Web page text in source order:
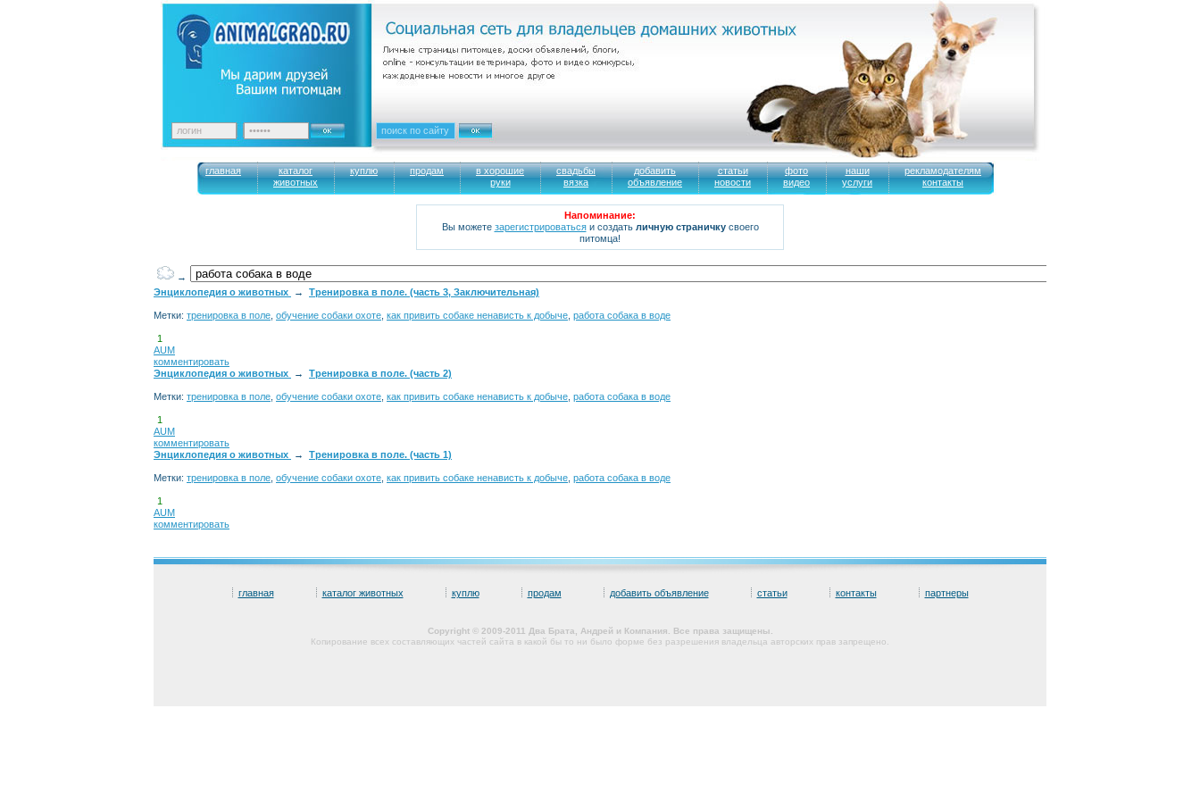
главная
каталог
животных
куплю продам
в хорошие
руки
свадьбы
вязка
добавить
объявление
статьи
новости
фото
видео
наши
услуги
рекламодателям
контакты
Напоминание:
Вы можете зарегистрироватьсяи создать личную страничкусвоего
питомца!
→
Энциклопедия о животных
→ Тренировка в поле. (часть 3, Заключительная)
Метки: тренировка в поле обучение собаки охоте как привить собаке ненависть к добыче работа собака в воде
1
AUM
комментировать
Энциклопедия о животных
→ Тренировка в поле. (часть 2)
Метки: тренировка в поле обучение собаки охоте как привить собаке ненависть к добыче работа собака в воде
1
AUM
комментировать
Энциклопедия о животных
→ Тренировка в поле. (часть 1)
Метки: тренировка в поле обучение собаки охоте как привить собаке ненависть к добыче работа собака в воде
1
AUM
комментировать
главная каталог животных куплю продам добавить объявление статьи контакты партнеры
Copyright © 2009-2011 Два Брата, Андрей и Компания. Все права защищены.
Копирование всех составляющих частей сайта в какой бы то ни было форме без разрешения владельца авторских прав запрещено.